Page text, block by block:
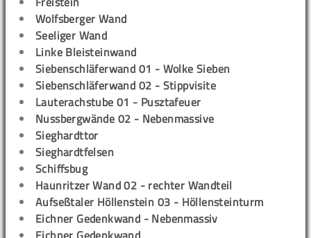
Wolfsberger Wand
Seeliger Wand
Linke Bleisteinwand
Siebenschläferwand 01 - Wolke Sieben
Siebenschläferwand 02 - Stippvisite
Lauterachstube 01 - Pusztafeuer
Nussbergwände 02 - Nebenmassive
Sieghardttor
Sieghardtfelsen
Schiffsbug
Haunritzer Wand 02 - rechter Wandteil
Aufseßtaler Höllenstein 03 - Höllensteinturm
Eichner Gedenkwand - Nebenmassiv